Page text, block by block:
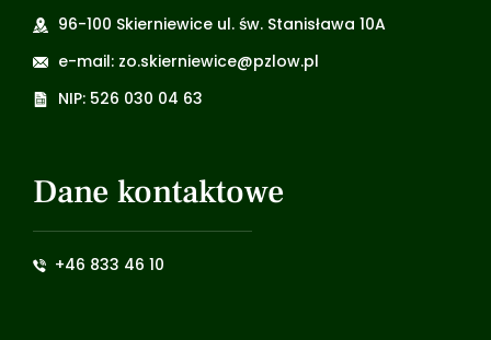
96-100 Skierniewice ul. św. Stanisława 10A
e-mail: zo.skierniewice@pzlow.pl
NIP: 526 030 04 63
Dane kontaktowe
+46 833 46 10